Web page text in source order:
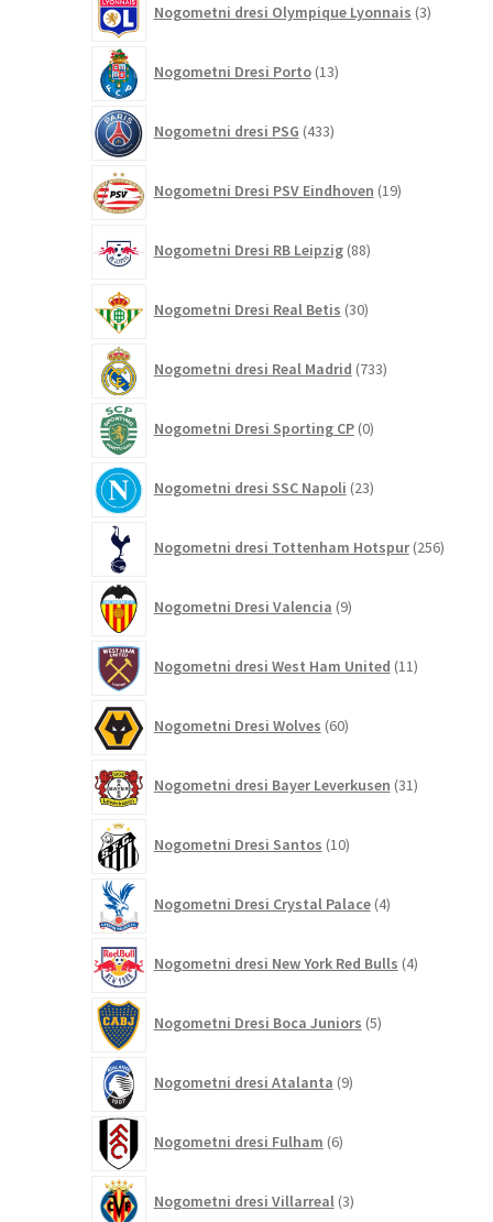
Nogometni dresi Olympique Lyonnais 3izdelki
Nogometni Dresi Porto 13izdelkov
Nogometni dresi PSG 433izdelkov
Nogometni Dresi PSV Eindhoven 19izdelkov
Nogometni Dresi RB Leipzig 88izdelkov
Nogometni Dresi Real Betis 30izdelkov
Nogometni dresi Real Madrid 733izdelkov
Nogometni Dresi Sporting CP 0izdelkov
Nogometni dresi SSC Napoli 23izdelkov
Nogometni dresi Tottenham Hotspur 256
Nogometni Dresi Valencia 9izdelkov
Nogometni dresi West Ham United 11izdelkov
Nogometni Dresi Wolves 60izdelkov
Nogometni dresi Bayer Leverkusen 31izdelkov
Nogometni Dresi Santos 10izdelkov
Nogometni Dresi Crystal Palace 4izdelki
Nogometni dresi New York Red Bulls 4izdelki
Nogometni Dresi Boca Juniors 5izdelkov
Nogometni dresi Atalanta 9izdelkov
Nogometni dresi Fulham 6izdelkov
Nogometni dresi Villarreal 3izdelki